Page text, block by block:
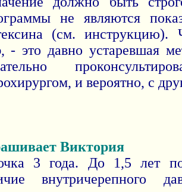
не являются
(см. инструкцию).
- это давно устаревшая
и вероятно, с
Виктория
3 года. До 1,5 лет
внутричерепного